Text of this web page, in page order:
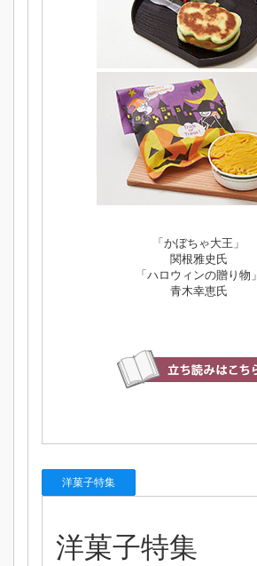
「かぼちゃ大王」
関根雅史氏
「ハロウィンの贈り物」
青木幸恵氏
洋菓子特集
洋菓子特集